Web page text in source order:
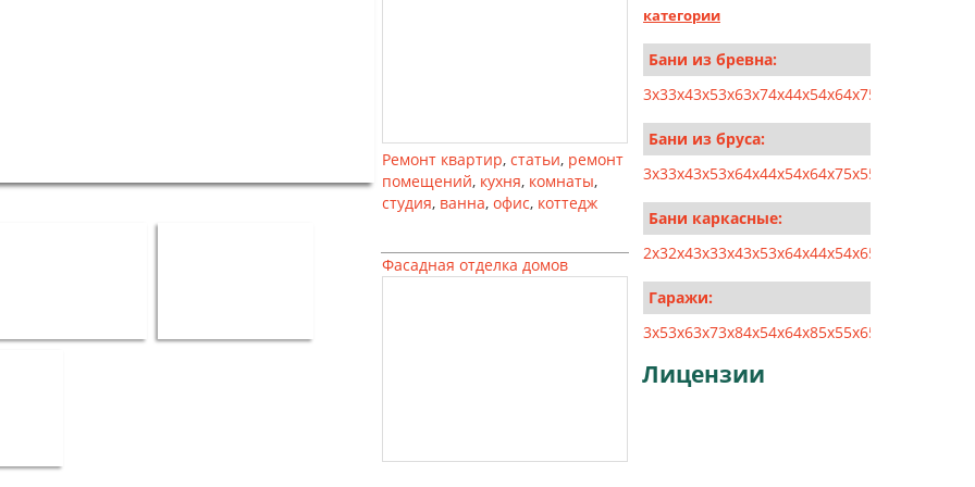
Ремонт квартир, статьи, ремонт
помещений, кухня, комнаты,
студия, ванна, офис, коттедж
Фасадная отделка домов
категории
Бани из бревна:
3x33x43x53x63x74x44x54x64x75x5
Бани из бруса:
3x33x43x53x64x44x54x64x75x55x6
Бани каркасные:
2x32x43x33x43x53x64x44x54x65x5
Гаражи:
3x53x63x73x84x54x64x85x55x65x8
Лицензии